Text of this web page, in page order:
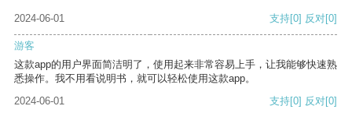
2024-06-01 支持[0] 反对[0]
游客
这款app的用户界面简洁明了，使用起来非常容易上手，让我能够快速熟
悉操作。我不用看说明书，就可以轻松使用这款app。
2024-06-01
支持[0] 反对[0]